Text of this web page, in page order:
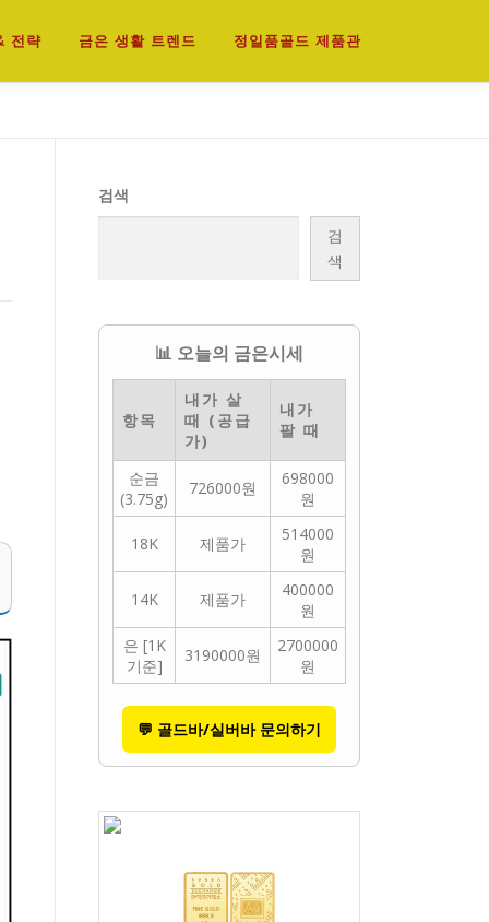
전략 금은 생활 트렌드 정일품골드 제품관
검색
검
색
📊 오늘의 금은시세
항목
내가 살
때 (공급
가)
내가
팔 때
순금
(3.75g)
726000원
698000
원
18K 제품가
514000
원
14K 제품가
400000
원
은 [1K
기준]
3190000원
2700000
원
💬 골드바/실버바 문의하기